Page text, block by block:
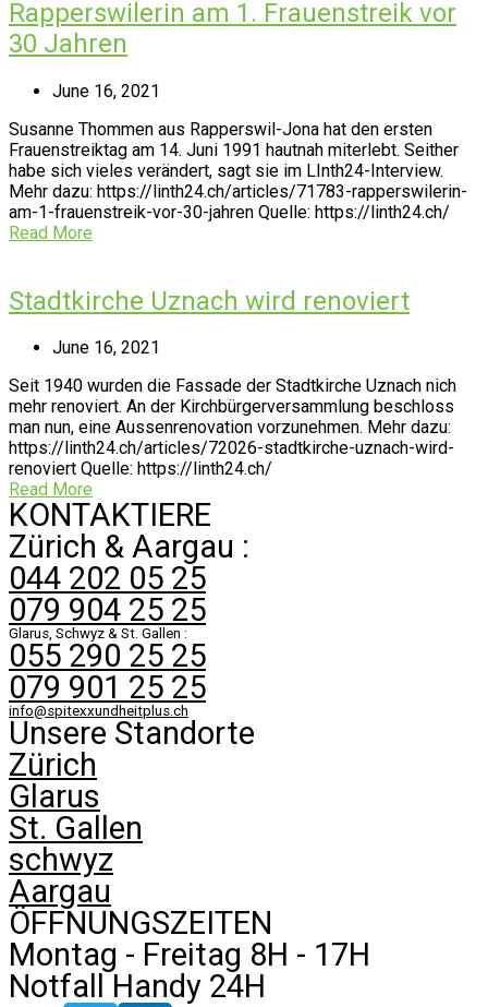
Rapperswilerin am 1. Frauenstreik vor
30 Jahren
June 16, 2021
Susanne Thommen aus Rapperswil-Jona hat den ersten
Frauenstreiktag am 14. Juni 1991 hautnah miterlebt. Seither
habe sich vieles verändert, sagt sie im LInth24-Interview.
Mehr dazu: https://linth24.ch/articles/71783-rapperswilerin-
am-1-frauenstreik-vor-30-jahren Quelle: https://linth24.ch/
Read More
Stadtkirche Uznach wird renoviert
June 16, 2021
Seit 1940 wurden die Fassade der Stadtkirche Uznach nich
mehr renoviert. An der Kirchbürgerversammlung beschloss
man nun, eine Aussenrenovation vorzunehmen. Mehr dazu:
https://linth24.ch/articles/72026-stadtkirche-uznach-wird-
renoviert Quelle: https://linth24.ch/
Read More
KONTAKTIERE
Zürich & Aargau :
044 202 05 25
079 904 25 25
Glarus, Schwyz & St. Gallen :
055 290 25 25
079 901 25 25
info@spitexxundheitplus.ch
Unsere Standorte
Zürich
Glarus
St. Gallen
schwyz
Aargau
ÖFFNUNGSZEITEN
Montag - Freitag 8H - 17H
Notfall Handy 24H